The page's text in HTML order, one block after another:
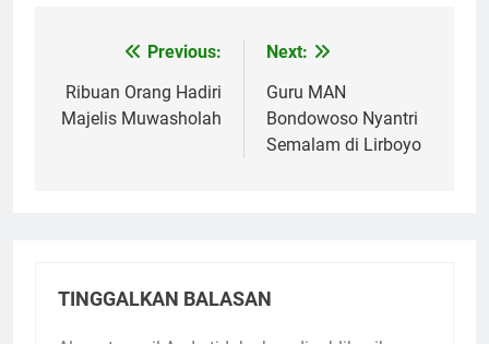
Navigasi
pos
Previous:
Ribuan Orang Hadiri
Majelis Muwasholah
Next:
Guru MAN
Bondowoso Nyantri
Semalam di Lirboyo
TINGGALKAN BALASAN